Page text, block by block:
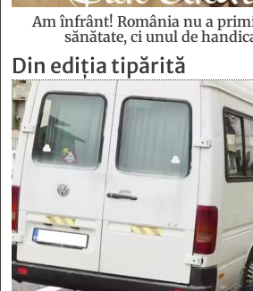
Am înfrânt! România nu a
sănătate, ci unul de
Din ediția tipărită